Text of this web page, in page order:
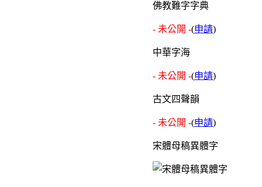
佛教難字字典
- 未公開 -(申請)
中華字海
- 未公開 -(申請)
古文四聲韻
- 未公開 -(申請)
宋體母稿異體字